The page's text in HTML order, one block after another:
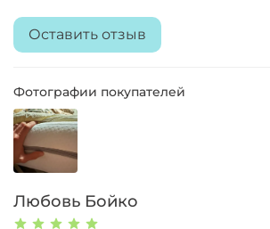
Фотографии покупателей
Любовь Бойко
Оставить отзыв